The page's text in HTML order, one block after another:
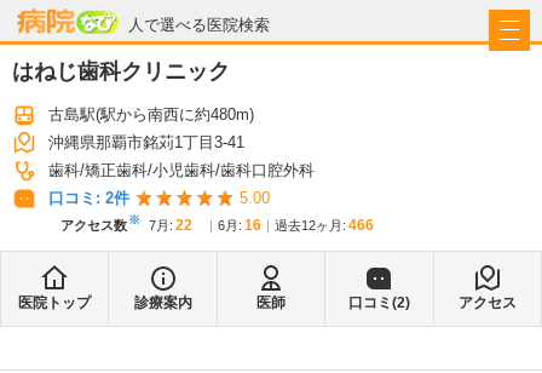
人で選べる医院検索
病院なび
はねじ歯科クリニック
古島駅(駅から南西に約480m)
沖縄県那覇市銘苅1丁目3-41
歯科 矯正歯科 小児歯科 歯科口腔外科
口コミ: 2件 5.00
アクセス数※ 7月 : 22 6月 : 16 過去12ヶ月: 466
医院トップ 診療案内 医師 口コミ(2) アクセス